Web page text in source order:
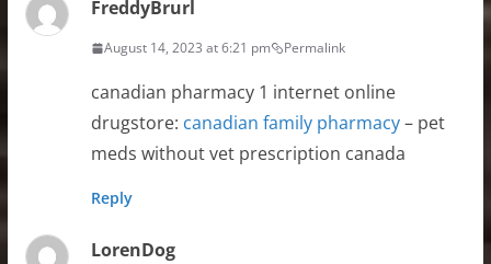
FreddyBrurl
August 14, 2023 at 6:21 pm Permalink
canadian pharmacy 1 internet online
drugstore: canadian family pharmacy– pet
meds without vet prescription canada
Reply
LorenDog